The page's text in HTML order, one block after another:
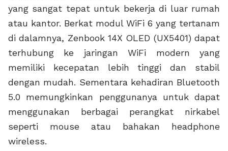
yang sangat tepat untuk bekerja di luar rumah
atau kantor. Berkat modul WiFi 6 yang tertanam
di dalamnya, Zenbook 14X OLED (UX5401) dapat
terhubung ke jaringan WiFi modern yang
memiliki kecepatan lebih tinggi dan stabil
dengan mudah. Sementara kehadiran Bluetooth
5.0 memungkinkan penggunanya untuk dapat
menggunakan berbagai perangkat nirkabel
seperti mouse atau bahakan headphone
wireless.